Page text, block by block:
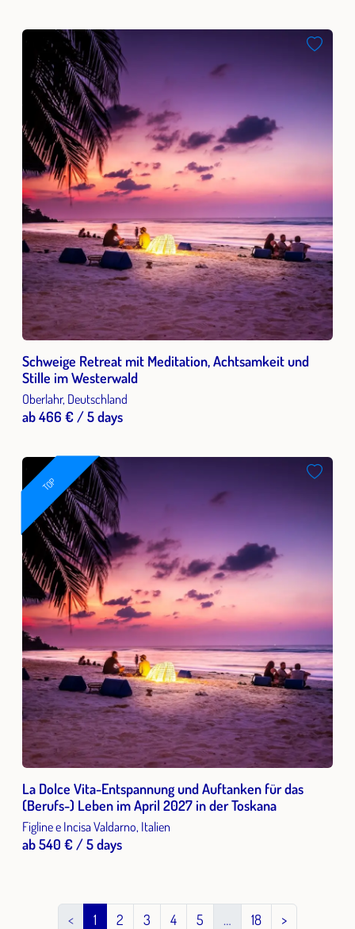
Schweige Retreat mit Meditation, Achtsamkeit und
Stille im Westerwald
Oberlahr, Deutschland
ab 466 € / 5 days
TOP
La Dolce Vita-Entspannung und Auftanken für das
(Berufs-) Leben im April 2027 in der Toskana
Figline e Incisa Valdarno, Italien
ab 540 € / 5 days
< 1 2 3 4 5 … 18 >